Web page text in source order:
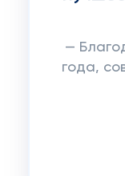
—
года,